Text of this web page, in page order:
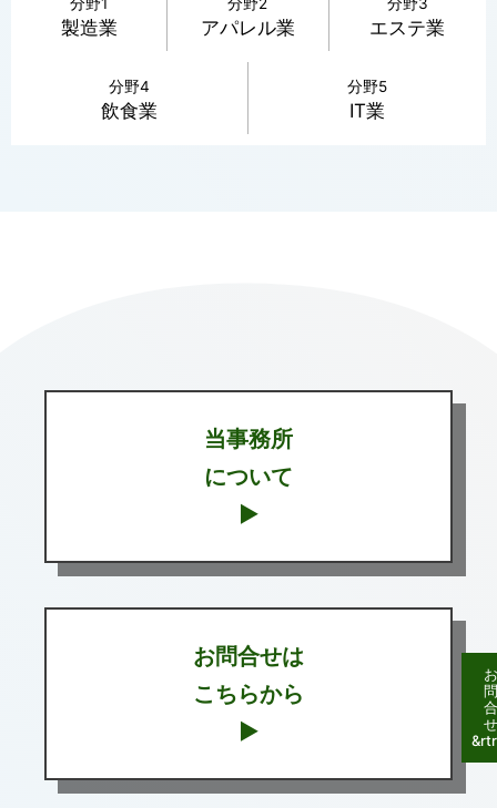
製造業 アパレル業 エステ業
分野4
飲食業
分野5
IT業
お
問
合
せ
当事務所
について
▶
お問合せは
こちらから
▶